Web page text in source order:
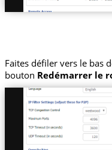
Faites défiler vers le bas
bouton Redémarrer le